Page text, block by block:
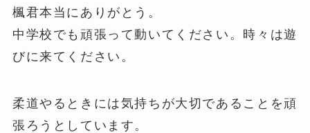
楓君本当にありがとう。
中学校でも頑張って動いてください。時々は遊
びに来てください。
柔道やるときには気持ちが大切であることを頑
張ろうとしています。